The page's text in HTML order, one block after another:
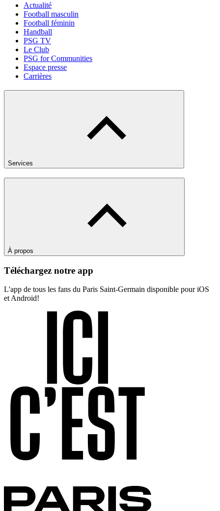
Actualité
Football masculin
Football féminin
Handball
PSG TV
Le Club
PSG for Communities
Espace presse
Carrières
Services
À propos
Téléchargez notre app
L'app de tous les fans du Paris Saint-Germain disponible pour iOS
et Android!